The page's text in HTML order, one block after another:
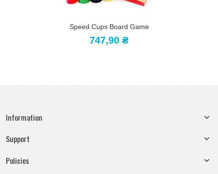
Speed Cups Board Game
747,90 ₴
Information
Support
Policies